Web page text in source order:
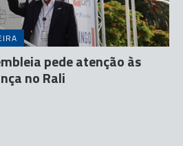
pede atenção às
no Rali